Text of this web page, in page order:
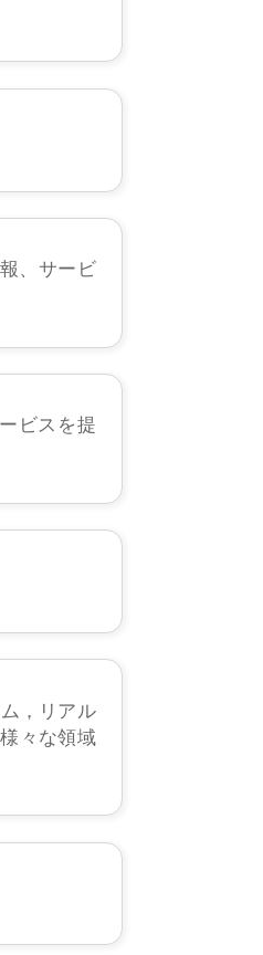
、サービ
ビスを提
，リアル
々な領域